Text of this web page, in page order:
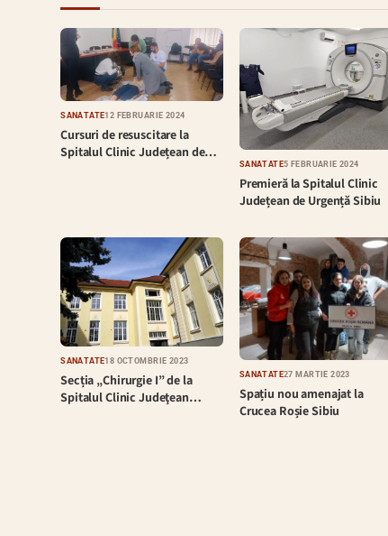
SĂNĂTATE12 FEBRUARIE 2024
Cursuri de resuscitare la
Spitalul Clinic Județean de…
SĂNĂTATE5 FEBRUARIE 2024
Premieră la Spitalul Clinic
Județean de Urgență Sibiu
SĂNĂTATE18 OCTOMBRIE 2023
Secția „Chirurgie I” de la
Spitalul Clinic Judeţean…
SĂNĂTATE27 MARTIE 2023
Spațiu nou amenajat la
Crucea Roșie Sibiu